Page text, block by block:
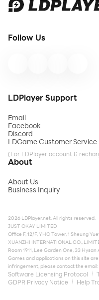
Follow Us
LDPlayer Support
Email
Facebook
Discord
LDGame Customer Service
(For LDPlayer account &
About
About Us
Business Inquiry
2026 LDPlayer.net. All rights reserved.
JUST OKAY LIMITED
Office F, 12/F, YHC Tower, 1 Sheung
XUANZHI INTERNATIONAL CO.,
Room 1911, Lee Garden One, 33
Games and applications on this site
infringement, please contact the email:
Software Licensing Protocol
GDPR Privacy Notice
Help